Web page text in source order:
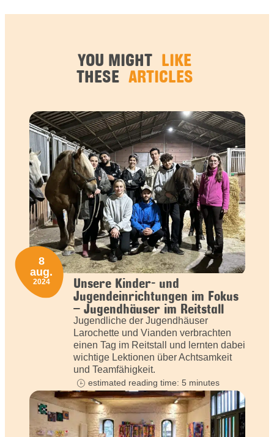
YOU MIGHT LIKE
THESE ARTICLES
Unsere Kinder- und
Jugendeinrichtungen im Fokus
– Jugendhäuser im Reitstall
Jugendliche der Jugendhäuser
Larochette und Vianden verbrachten
einen Tag im Reitstall und lernten dabei
wichtige Lektionen über Achtsamkeit
und Teamfähigkeit.
8
aug.
2024
estimated reading time: 5 minutes